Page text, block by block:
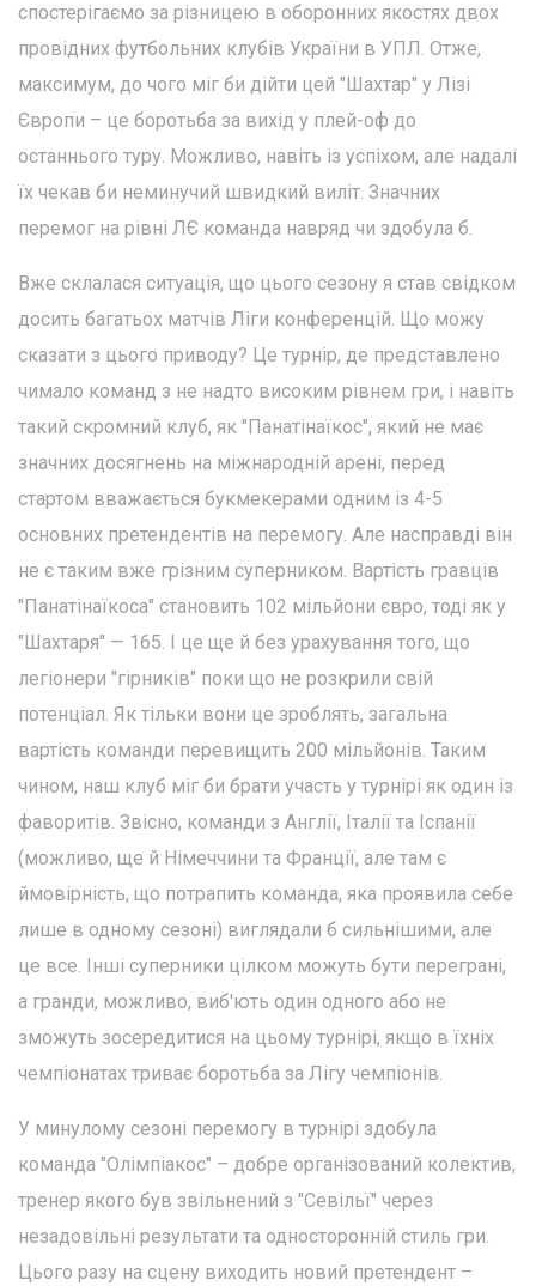
спостерігаємо за різницею в оборонних якостях двох
провідних футбольних клубів України в УПЛ. Отже,
максимум, до чого міг би дійти цей "Шахтар" у Лізі
Європи – це боротьба за вихід у плей-оф до
останнього туру. Можливо, навіть із успіхом, але надалі
їх чекав би неминучий швидкий виліт. Значних
перемог на рівні ЛЄ команда навряд чи здобула б.
Вже склалася ситуація, що цього сезону я став свідком
досить багатьох матчів Ліги конференцій. Що можу
сказати з цього приводу? Це турнір, де представлено
чимало команд з не надто високим рівнем гри, і навіть
такий скромний клуб, як "Панатінаїкос", який не має
значних досягнень на міжнародній арені, перед
стартом вважається букмекерами одним із 4-5
основних претендентів на перемогу. Але насправді він
не є таким вже грізним суперником. Вартість гравців
"Панатінаїкоса" становить 102 мільйони євро, тоді як у
"Шахтаря" — 165. І це ще й без урахування того, що
легіонери "гірників" поки що не розкрили свій
потенціал. Як тільки вони це зроблять, загальна
вартість команди перевищить 200 мільйонів. Таким
чином, наш клуб міг би брати участь у турнірі як один із
фаворитів. Звісно, команди з Англії, Італії та Іспанії
(можливо, ще й Німеччини та Франції, але там є
ймовірність, що потрапить команда, яка проявила себе
лише в одному сезоні) виглядали б сильнішими, але
це все. Інші суперники цілком можуть бути переграні,
а гранди, можливо, виб'ють один одного або не
зможуть зосередитися на цьому турнірі, якщо в їхніх
чемпіонатах триває боротьба за Лігу чемпіонів.
У минулому сезоні перемогу в турнірі здобула
команда "Олімпіакос" – добре організований колектив,
тренер якого був звільнений з "Севільї" через
незадовільні результати та односторонній стиль гри.
Цього разу на сцену виходить новий претендент –